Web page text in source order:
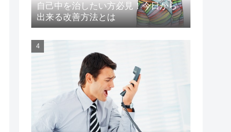
自己中を治したい方必見！今日から
出来る改善方法とは